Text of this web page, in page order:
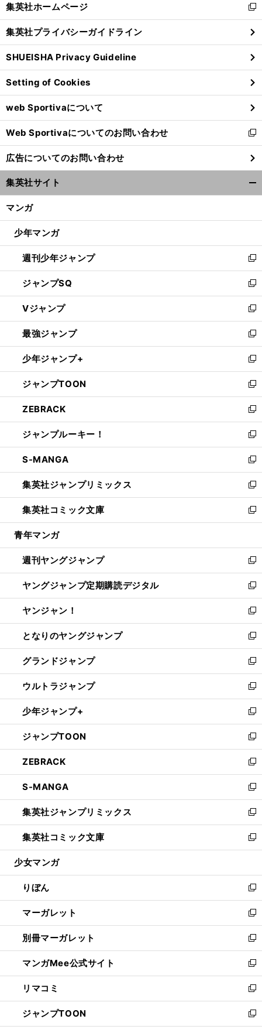
閉
る
集英社ホームページ
新
し
い
ウ
ィ
ン
ド
ウ
で
開
く
集英社プライバシーガイドライン
SHUEISHA Privacy Guideline
Setting of Cookies
web Sportivaについて
Web Sportivaについてのお問い合わせ
新
し
い
ウ
ィ
ン
ウ
開
く
広告についてのお問い合わせ
集英社サイト
マンガ
少年マンガ
週刊少年ジャンプ
新
し
い
ウ
ィ
ン
ド
ウ
で
開
く
ジャンプSQ
新
し
い
ウ
ィ
ン
ド
ウ
で
開
く
Vジャンプ
新
し
い
ウ
ィ
ン
ド
ウ
で
開
く
最強ジャンプ
新
し
い
ウ
ィ
ン
ド
ウ
で
開
く
少年ジャンプ+
新
し
い
ウ
ィ
ン
ド
ウ
で
開
く
ジャンプTOON
新
し
い
ウ
ィ
ン
ド
ウ
で
開
く
ZEBRACK
新
し
い
ウ
ィ
ン
ド
ウ
で
開
ジャンプルーキー！
新
し
い
ウ
ィ
ン
ド
ウ
開
く
S-MANGA
新
し
い
ウ
ィ
ン
ウ
で
開
く
集英社ジャンプリミックス
新
し
い
ウ
ン
ド
ウ
で
開
く
集英社コミック文庫
新
し
ウ
ィ
ン
ド
ウ
で
開
く
青年マンガ
週刊ヤングジャンプ
新
し
い
ウ
ィ
ン
ド
ウ
で
開
く
ヤングジャンプ定期購読デジタル
新
し
い
ウ
ィ
ン
ド
ウ
で
開
く
ヤンジャン！
新
し
い
ウ
ィ
ン
ド
ウ
で
開
く
となりのヤングジャンプ
新
し
い
ウ
ィ
ン
ド
ウ
で
開
く
グランドジャンプ
新
し
い
ウ
ィ
ン
ド
ウ
で
開
く
ウルトラジャンプ
新
し
い
ウ
ィ
ン
ド
ウ
で
開
く
少年ジャンプ+
新
し
い
ウ
ィ
ン
ド
ウ
で
開
く
ジャンプTOON
新
し
い
ウ
ィ
ン
ド
ウ
で
開
ZEBRACK
新
し
い
ウ
ィ
ン
ド
ウ
開
く
S-MANGA
新
し
い
ウ
ィ
ン
ウ
で
開
く
集英社ジャンプリミックス
新
し
い
ウ
ン
ド
ウ
で
開
く
集英社コミック文庫
新
し
ウ
ィ
ン
ド
ウ
で
開
く
少女マンガ
りぼん
新
し
い
ウ
ィ
ン
ド
ウ
で
開
く
マーガレット
新
し
い
ウ
ィ
ン
ド
ウ
で
開
別冊マーガレット
新
し
い
ウ
ィ
ン
ド
ウ
マンガMee公式サイト
新
し
い
ウ
ィ
ン
リマコミ
新
し
い
ウ
ジャンプTOON
新
し